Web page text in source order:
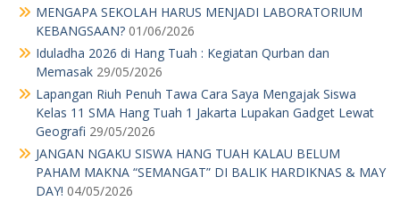
MENGAPA SEKOLAH HARUS MENJADI LABORATORIUM
KEBANGSAAN? 01/06/2026
Iduladha 2026 di Hang Tuah : Kegiatan Qurban dan
Memasak 29/05/2026
Lapangan Riuh Penuh Tawa Cara Saya Mengajak Siswa
Kelas 11 SMA Hang Tuah 1 Jakarta Lupakan Gadget Lewat
Geografi 29/05/2026
JANGAN NGAKU SISWA HANG TUAH KALAU BELUM
PAHAM MAKNA “SEMANGAT” DI BALIK HARDIKNAS & MAY
DAY! 04/05/2026